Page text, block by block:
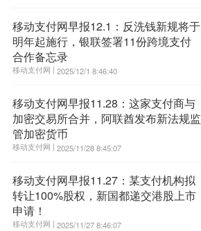
移动支付网早报12.1：反洗钱新规将于
明年起施行，银联签署11份跨境支付
合作备忘录
移动支付网 | 2025/12/1 8:46:40
移动支付网早报11.28：这家支付商与
加密交易所合并，阿联酋发布新法规监
管加密货币
移动支付网 | 2025/11/28 8:45:07
移动支付网早报11.27：某支付机构拟
转让100%股权，新国都递交港股上市
申请！
移动支付网 | 2025/11/27 8:46:07